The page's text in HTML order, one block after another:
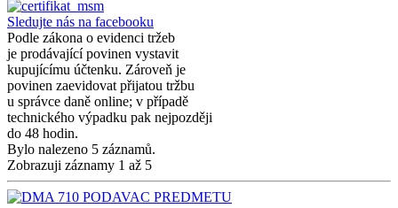
Sledujte nás na facebooku
Podle zákona o evidenci tržeb
je prodávající povinen vystavit
kupujícímu účtenku. Zároveň je
povinen zaevidovat přijatou tržbu
u správce daně online; v případě
technického výpadku pak nejpozději
do 48 hodin.
Bylo nalezeno 5 záznamů.
Zobrazuji záznamy 1 až 5